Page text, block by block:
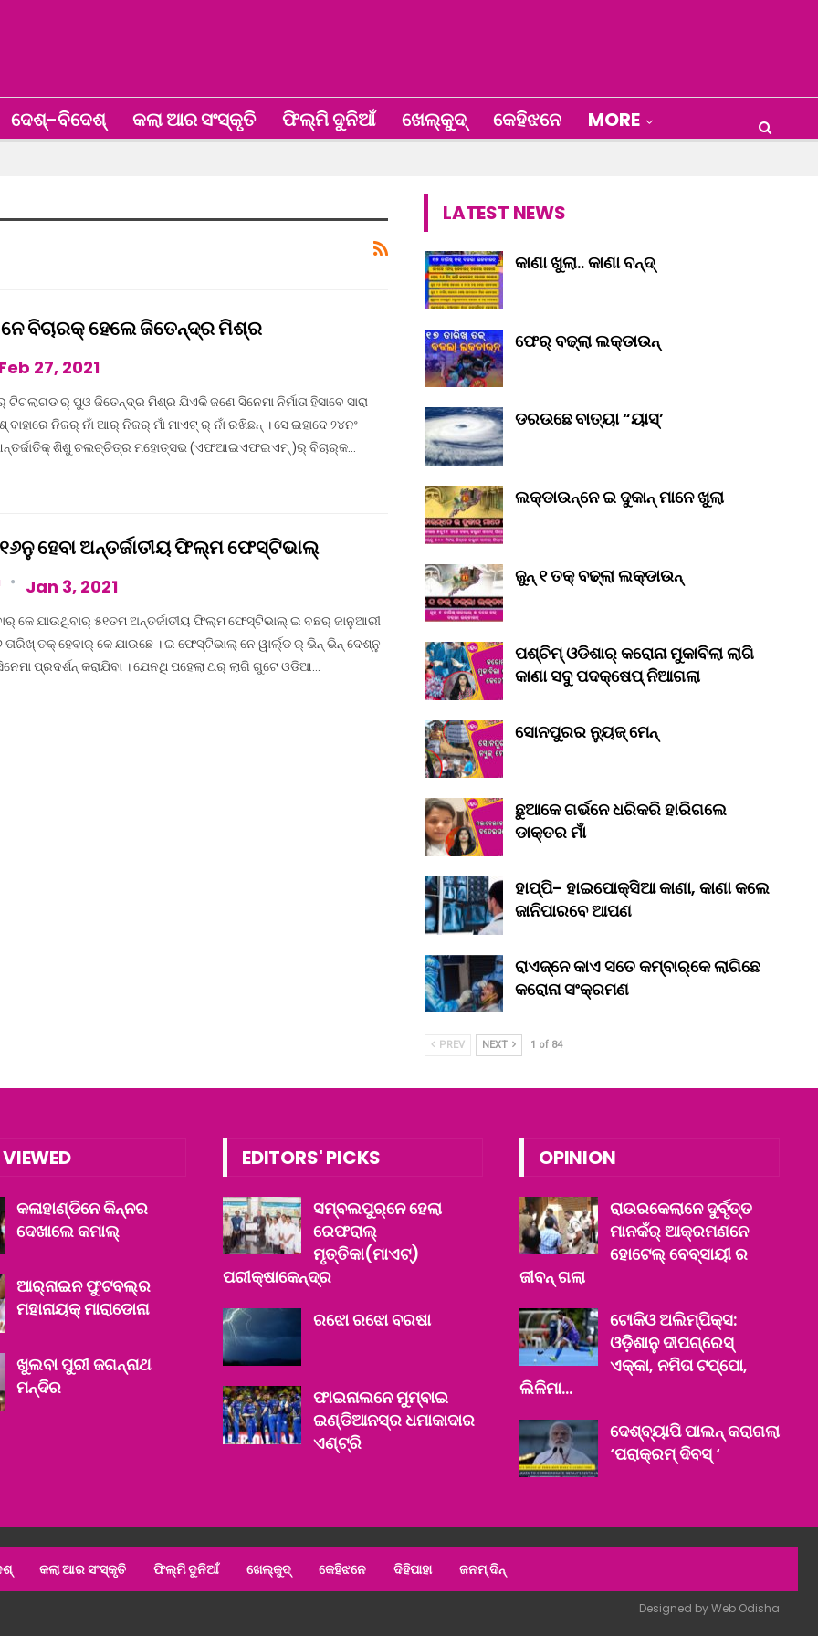
ଦେଶ୍‌-ବିଦେଶ୍‌ କଲା ଆର ସଂସ୍କୃତି ଫିଲ୍ମି ଦୁନିଆଁ ଖେଲ୍‌କୁଦ୍‌ କେହିଝନେ MORE
ବିଚାରକ୍ ହେଲେ ଜିତେନ୍ଦ୍ର ମିଶ୍ର
27, 2021
ର୍ ପୁଓ ଜିତେନ୍ଦ୍ର ମିଶ୍ର ଯିଏକି ଜଣେ ସିନେମା ନିର୍ମାତା ହିସାବେ ସାରା
ନିଜର୍ ନାଁ ଆର୍ ନିଜର୍ ମାଁ ମାଏଟ୍ ର୍ ନାଁ ରଖିଛନ୍ । ସେ ଇହାଦେ ୨୪ନଂ
ଶିଶୁ ଚଲଚ୍ଚିତ୍ର ମହୋତ୍ସଭ (ଏଫଆଇଏଫଇଏମ୍ )ର୍ ବିଚାର୍‌କ…
ହେବା ଅନ୍ତର୍ଜାତୀୟ ଫିଲ୍ମ ଫେସ୍ଟିଭାଲ୍
Jan 3, 2021
କେ ଯାଉଥିବାର୍ ୫୧ତମ ଅନ୍ତର୍ଜାତୀୟ ଫିଲ୍ମ ଫେସ୍ଟିଭାଲ୍ ଇ ବଛର୍ ଜାନୁଆରୀ
ତାରିଖ୍ ତକ୍ ହେବାର୍ କେ ଯାଉଛେ । ଇ ଫେସ୍ଟିଭାଲ୍ ନେ ୱାର୍ଲ୍ଡ ର୍ ଭିନ୍ ଭିନ୍ ଦେଶ୍‌ନୁ
ପ୍ରଦର୍ଶନ୍ କରାଯିବା । ଯେନଥି ପହେଲା ଥର୍ ଲାଗି ଗୁଟେ ଓଡିଆ…
LATEST NEWS
କାଣା ଖୁଲା.. କାଣା ବନ୍ଦ୍‌
ଫେର୍ ବଢ୍‌ଲା ଲକ୍‌ଡାଉନ୍‌
ଡରଉଛେ ବାତ୍ୟା “ୟାସ୍‌’
ଲକ୍‌ଡାଉନ୍‌ନେ ଇ ଦୁକାନ୍ ମାନେ ଖୁଲା
ଜୁନ୍ ୧ ତକ୍ ବଢ୍‌ଲା ଲକ୍‌ଡାଉନ୍‌
ପଶ୍ଚିମ୍ ଓଡିଶାର୍ କରୋନା ମୁକାବିଲା ଲାଗି
କାଣା ସବୁ ପଦକ୍ଷେପ୍ ନିଆଗଲା
ସୋନପୁରର ନ୍ୟୁଜ୍ ମେନ୍
ଛୁଆକେ ଗର୍ଭନେ ଧରିକରି ହାରିଗଲେ
ଡାକ୍ତର ମାଁ
ହାପ୍ପି- ହାଇପୋକ୍ସିଆ କାଣା, କାଣା କଲେ
ଜାନିପାରବେ ଆପଣ
ରାଏଜ୍‌ନେ କାଏ ସତେ କମ୍‌ବାର୍‌କେ ଲାଗିଛେ
କରୋନା ସଂକ୍ରମଣ
PREV NEXT 1 of 84
କଳାହାଣ୍ଡିନେ କିନ୍ନର
ଦେଖାଲେ କମାଲ୍‌
ଆର୍‌ନାଇନ ଫୁଟବଲ୍‌ର
ମହାନାୟକ୍‌ ମାରାଡୋନା
ଖୁଲବା ପୁରୀ ଜଗନ୍ନାଥ
ମନ୍ଦିର
EDITORS' PICKS
ସମ୍ବଲପୁର୍‌ନେ ହେଲା
ରେଫରାଲ୍‌
ମୃତ୍ତିକା(ମାଏଟ୍‌)
ପରୀକ୍ଷାକେନ୍ଦ୍ର
ରଝୋ ରଝୋ ବରଷା
ଫାଇନାଲନେ ମୁମ୍ବାଇ
ଇଣ୍ଡିଆନସ୍‌ର ଧମାକାଦାର
ଏଣ୍ଟ୍ରି
OPINION
ରାଉରକେଲାନେ ଦୁର୍ବୃତ୍ତ
ମାନକଁର୍ ଆକ୍ରମଣନେ
ହୋଟେଲ୍ ବେବ୍‌ସାୟୀ ର
ଜୀବନ୍ ଗଲା
ଟୋକିଓ ଅଲିମ୍ପିକ୍ସ:
ଓଡ଼ିଶାନୁ ଦୀପଗ୍ରେସ୍
ଏକ୍କା, ନମିତା ଟପ୍ପୋ,
ଲିଳିମା…
ଦେଶ୍‌ବ୍ୟାପି ପାଲନ୍ କରାଗଲା
‘ପରାକ୍ରମ୍ ଦିବସ୍ ‘
କଲା ଆର ସଂସ୍କୃତି ଫିଲ୍ମି ଦୁନିଆଁ ଖେଲ୍‌କୁଦ୍‌ କେହିଝନେ ଦିହିପାହା ଜନମ୍ ଦିନ୍
Designed byWeb Odisha